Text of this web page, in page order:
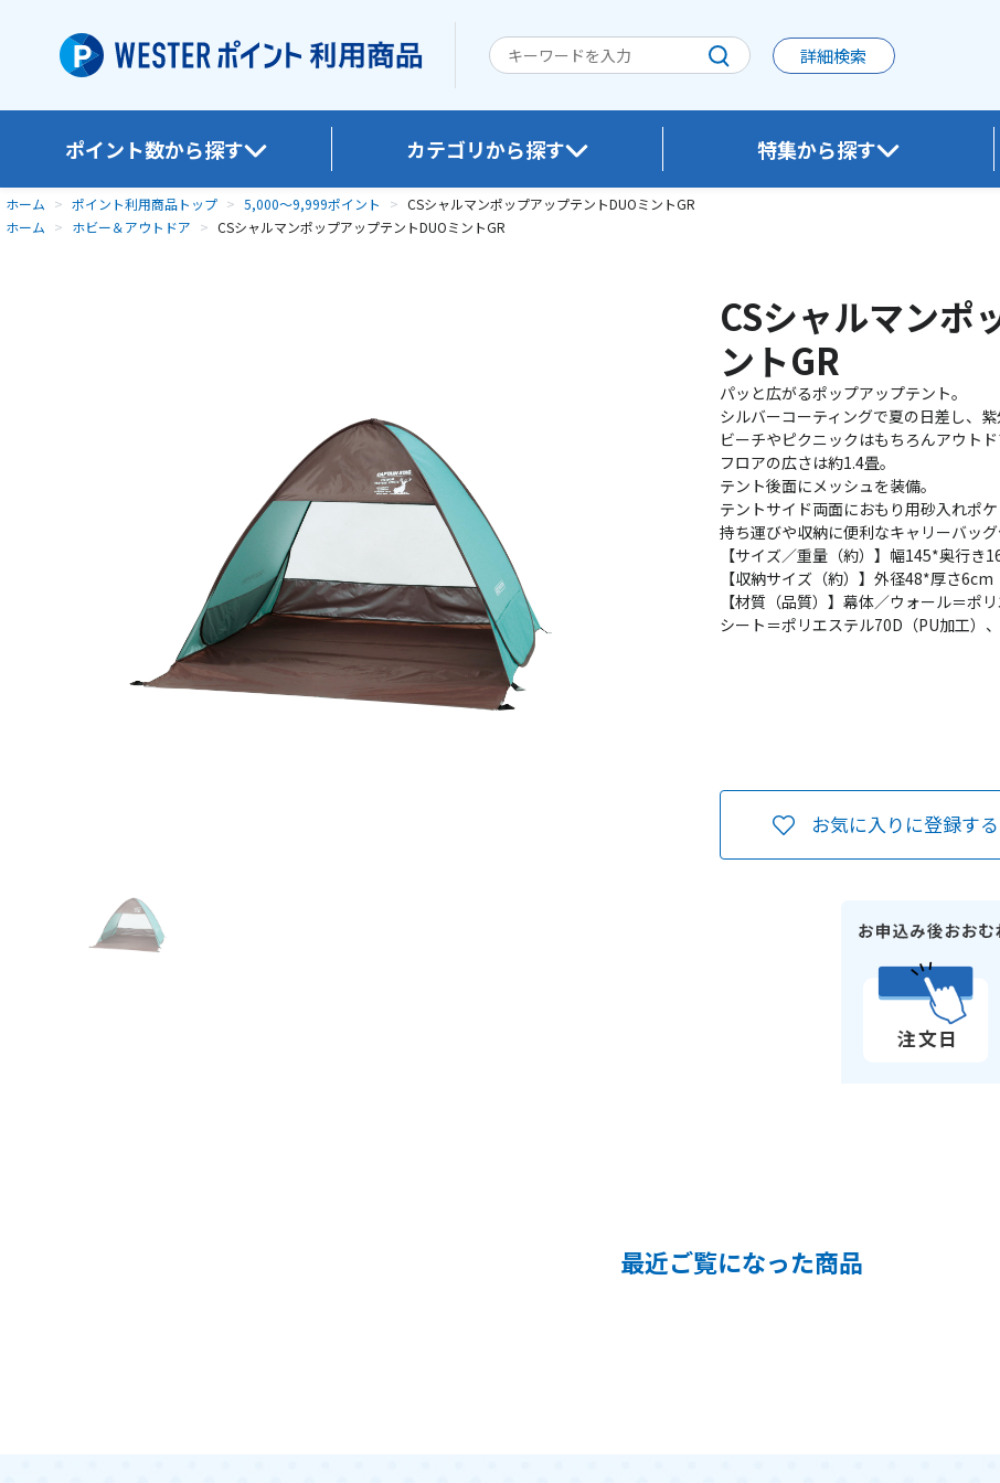
詳細検索
ポイント数から探す カテゴリから探す 特集から探す
WESTERポイント利用商品は、お申し込み後おおむね1カ月を目途にお届けいたします。
ホーム > ポイント利用商品トップ > 5,000～9,999ポイント > CSシャルマンポップアップテントDUOミントGR
ホーム > ホビー＆アウトドア > CSシャルマンポップアップテントDUOミントGR
パッと広がるポップアップテント。
シルバーコーティングで夏の日差し、紫
ビーチやピクニックはもちろんアウトド
フロアの広さは約1.4畳。
テント後面にメッシュを装備。
テントサイド両面におもり用砂入れポケ
持ち運びや収納に便利なキャリーバッグ
【サイズ／重量（約）】幅145*奥行
【収納サイズ（約）】外径48*厚さ6cm
【材質（品質）】幕体／ウォール＝ポ
シート＝ポリエステル70D（PU加工）
CSシャルマンポ
ントGR
お気に入りに登録する
最近ご覧になった商品